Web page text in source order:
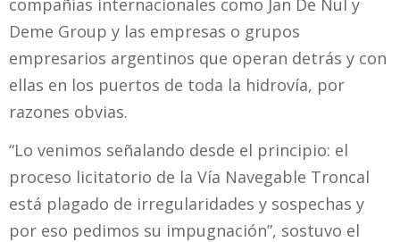
compañías internacionales como Jan De Nul y
Deme Group y las empresas o grupos
empresarios argentinos que operan detrás y con
ellas en los puertos de toda la hidrovía, por
razones obvias.
“Lo venimos señalando desde el principio: el
proceso licitatorio de la Vía Navegable Troncal
está plagado de irregularidades y sospechas y
por eso pedimos su impugnación”, sostuvo el